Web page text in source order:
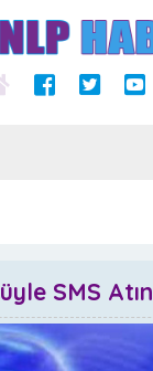
SMS Atın